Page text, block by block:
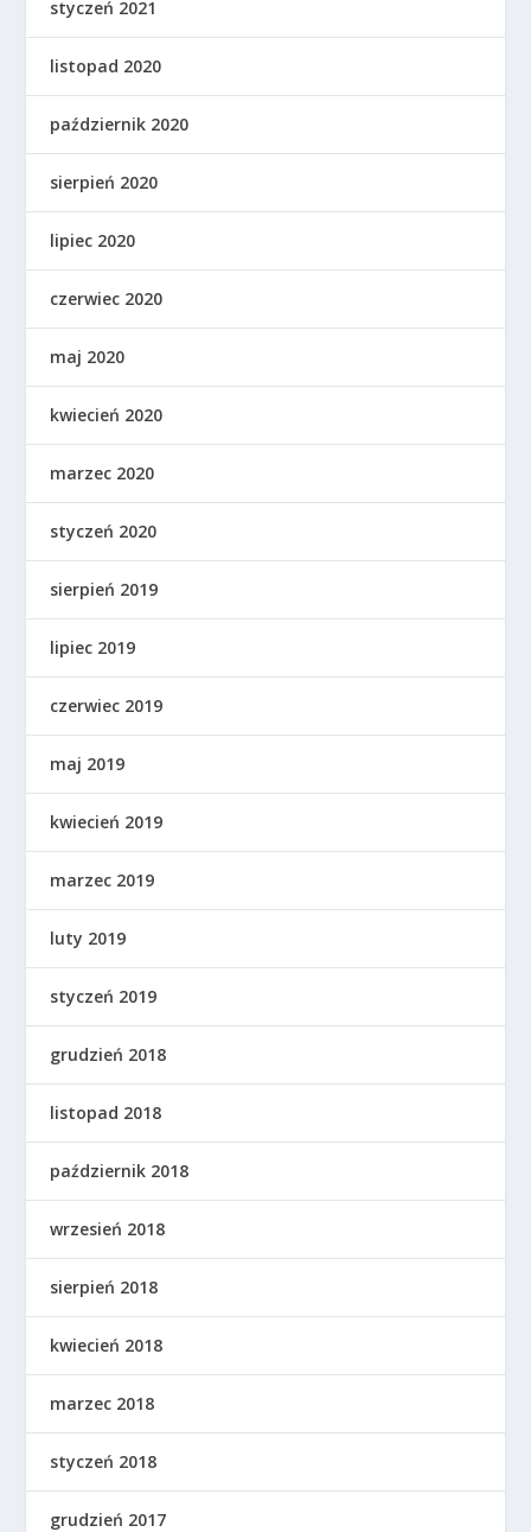
styczeń 2021
listopad 2020
październik 2020
sierpień 2020
lipiec 2020
czerwiec 2020
maj 2020
kwiecień 2020
marzec 2020
styczeń 2020
sierpień 2019
lipiec 2019
czerwiec 2019
maj 2019
kwiecień 2019
marzec 2019
luty 2019
styczeń 2019
grudzień 2018
listopad 2018
październik 2018
wrzesień 2018
sierpień 2018
kwiecień 2018
marzec 2018
styczeń 2018
grudzień 2017